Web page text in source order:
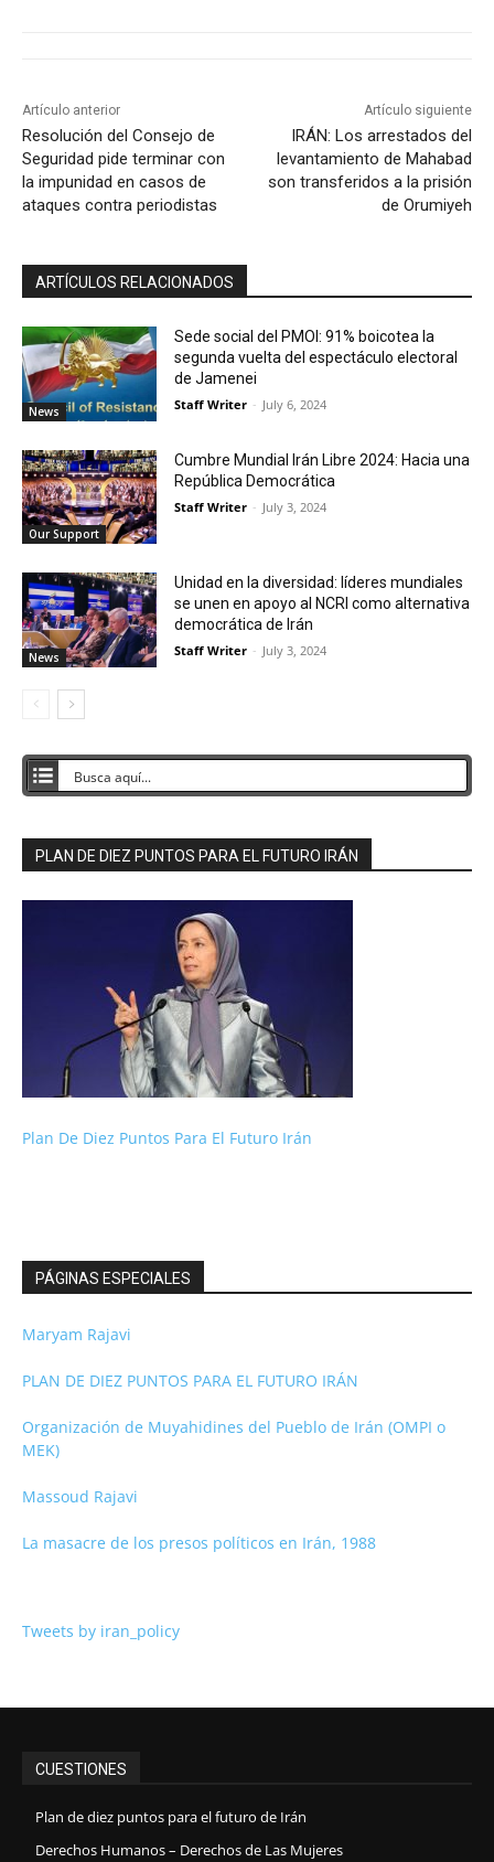
Artículo anterior
Resolución del Consejo de
Seguridad pide terminar con
la impunidad en casos de
ataques contra periodistas
Artículo siguiente
IRÁN: Los arrestados del
levantamiento de Mahabad
son transferidos a la prisión
de Orumiyeh
ARTÍCULOS RELACIONADOS
News
Sede social del PMOI: 91% boicotea la
segunda vuelta del espectáculo electoral
de Jamenei
Staff Writer - July 6, 2024
Our Support
Cumbre Mundial Irán Libre 2024: Hacia una
República Democrática
Staff Writer - July 3, 2024
News
Unidad en la diversidad: líderes mundiales
se unen en apoyo al NCRI como alternativa
democrática de Irán
Staff Writer - July 3, 2024
PLAN DE DIEZ PUNTOS PARA EL FUTURO IRÁN
Plan De Diez Puntos Para El Futuro Irán
PÁGINAS ESPECIALES
Maryam Rajavi
PLAN DE DIEZ PUNTOS PARA EL FUTURO IRÁN
Organización de Muyahidines del Pueblo de Irán (OMPI o
MEK)
Massoud Rajavi
La masacre de los presos políticos en Irán, 1988
Tweets by iran_policy
CUESTIONES
Plan de diez puntos para el futuro de Irán
Derechos Humanos – Derechos de Las Mujeres